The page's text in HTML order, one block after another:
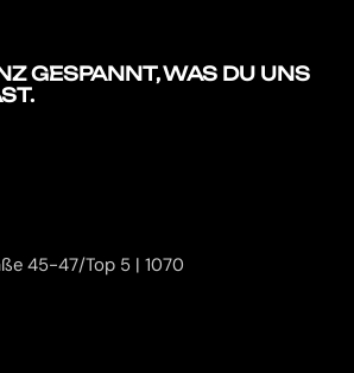
GESPANNT, WAS DU UNS
45-47/Top 5 | 1070